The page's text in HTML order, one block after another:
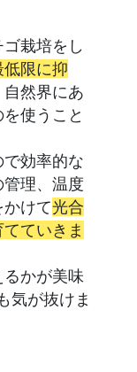
栽培をし
低限に抑
自然界にあ
使うこと
効率的な
理、温度
けて光合
ていきま
かが美味
気が抜けま